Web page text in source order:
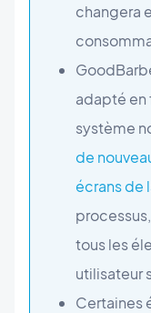
changera
adapté en
système
de
écrans de
tous les
utilisateur
Certaines